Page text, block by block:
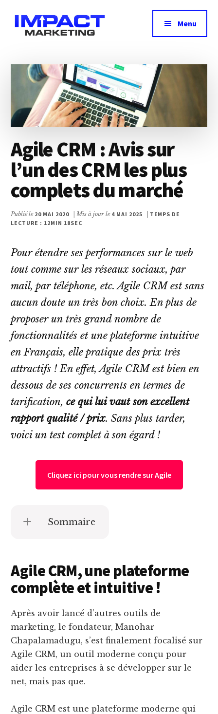
contenu
menu
Marketing
test
comparatif
des
meilleurs
marketing
Menu
Agile CRM : Avis sur
l’un des CRM les plus
complets du marché
Publié le 20 MAI 2020 | Mis à jour le 4 MAI 2025
TEMPS DE
LECTURE : 12MIN 18SEC
Pour étendre ses performances sur le web
tout comme sur les réseaux sociaux, par
mail, par téléphone, etc. Agile CRM est sans
aucun doute un très bon choix. En plus de
proposer un très grand nombre de
fonctionnalités et une plateforme intuitive
en Français, elle pratique des prix très
attractifs ! En effet, Agile CRM est bien en
dessous de ses concurrents en termes de
tarification,ce qui lui vaut son excellent
rapport qualité / prix. Sans plus tarder,
voici un test complet à son égard !
Cliquez ici pour vous rendre sur Agile
Sommaire
Agile CRM, une plateforme
complète et intuitive !
Après avoir lancé d’autres outils de
marketing, le fondateur, Manohar
Chapalamadugu, s’est finalement focalisé sur
Agile CRM, un outil moderne conçu pour
aider les entreprises à se développer sur le
net, mais pas que.
Agile CRM est une plateforme moderne qui